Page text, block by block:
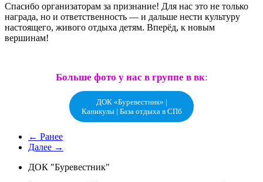
Спасибо организаторам за признание! Для нас это не только
награда, но и ответственность — и дальше нести культуру
настоящего, живого отдыха детям. Вперёд, к новым
вершинам!
Больше фото у нас в группе в вк:
ДОК «Буревестник» |
Каникулы | База отдыха в СПб
← Ранее
Далее →
ДОК "Буревестник"